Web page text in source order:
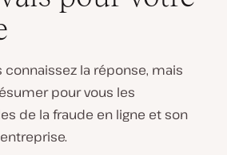
connaissez la réponse, mais
pour vous les
de la fraude en ligne et son